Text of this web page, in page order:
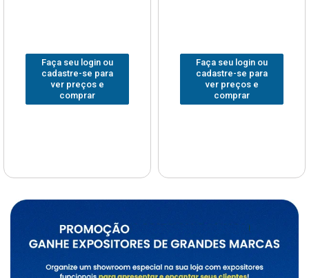
Faça seu login ou
cadastre-se para
ver preços e
comprar
Faça seu login ou
cadastre-se para
ver preços e
comprar